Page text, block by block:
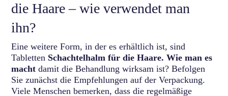
die Haare – wie verwendet man
ihn?
Eine weitere Form, in der es erhältlich ist, sind
Tabletten Schachtelhalm für die Haare. Wie man es
machtdamit die Behandlung wirksam ist? Befolgen
Sie zunächst die Empfehlungen auf der Verpackung.
Viele Menschen bemerken, dass die regelmäßige